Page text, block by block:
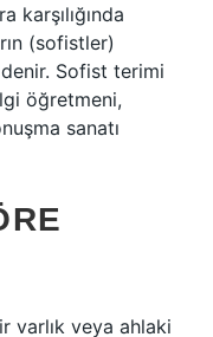
karşılığında
(sofistler)
Sofist terimi
öğretmeni,
sanatı
varlık veya ahlaki